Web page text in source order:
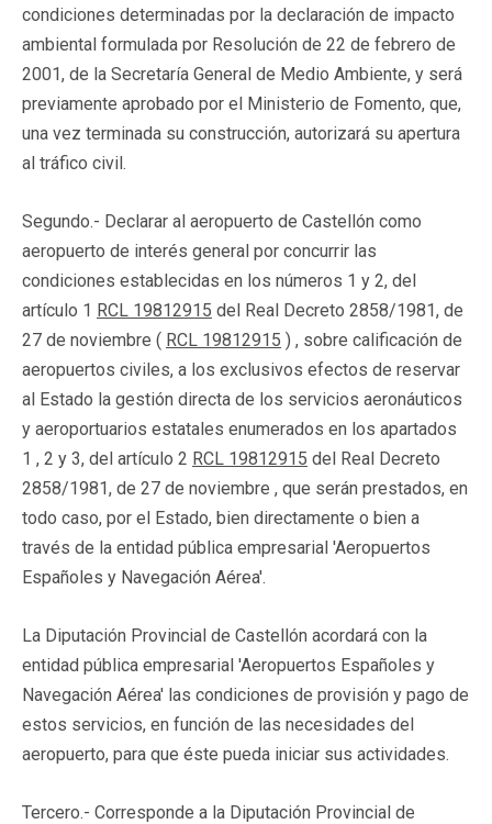
condiciones determinadas por la declaración de impacto
ambiental formulada por Resolución de 22 de febrero de
2001, de la Secretaría General de Medio Ambiente, y será
previamente aprobado por el Ministerio de Fomento, que,
una vez terminada su construcción, autorizará su apertura
al tráfico civil.
Segundo.- Declarar al aeropuerto de Castellón como
aeropuerto de interés general por concurrir las
condiciones establecidas en los números 1 y 2, del
artículo 1 RCL 19812915 del Real Decreto 2858/1981, de
27 de noviembre ( RCL 19812915 ) , sobre calificación de
aeropuertos civiles, a los exclusivos efectos de reservar
al Estado la gestión directa de los servicios aeronáuticos
y aeroportuarios estatales enumerados en los apartados
1 , 2 y 3, del artículo 2 RCL 19812915 del Real Decreto
2858/1981, de 27 de noviembre , que serán prestados, en
todo caso, por el Estado, bien directamente o bien a
través de la entidad pública empresarial 'Aeropuertos
Españoles y Navegación Aérea'.
La Diputación Provincial de Castellón acordará con la
entidad pública empresarial 'Aeropuertos Españoles y
Navegación Aérea' las condiciones de provisión y pago de
estos servicios, en función de las necesidades del
aeropuerto, para que éste pueda iniciar sus actividades.
Tercero.- Corresponde a la Diputación Provincial de